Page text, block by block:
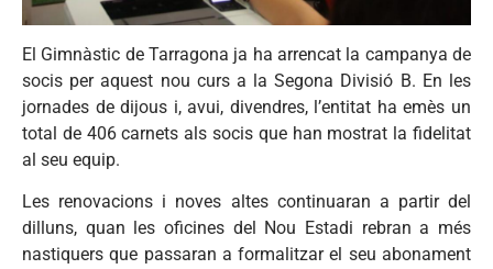
El Gimnàstic de Tarragona ja ha arrencat la campanya de
socis per aquest nou curs a la Segona Divisió B. En les
jornades de dijous i, avui, divendres, l’entitat ha emès un
total de 406 carnets als socis que han mostrat la fidelitat
al seu equip.
Les renovacions i noves altes continuaran a partir del
dilluns, quan les oficines del Nou Estadi rebran a més
nastiquers que passaran a formalitzar el seu abonament